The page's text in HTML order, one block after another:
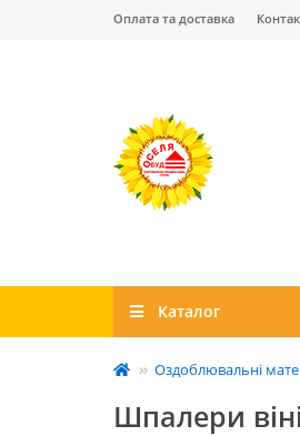
Оплата та доставка
Каталог
Оздоблювальні
Шпалери